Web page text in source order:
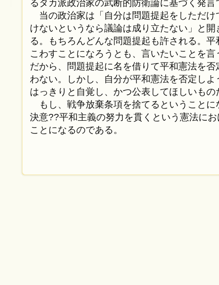
るタカ派政治家の武断的防衛論に基づく発言
当の政治家は「自分は問題提起をしただけ
けないというなら議論は成り立たない」と
る。もちろんどんな問題提起も許される。
こわすことになろうとも、言いたいことを
だから、問題提起に名を借りて平和憲法を
わない。しかし、自分が平和憲法を否定し
はっきりと自覚し、かつ公表してほしいもの
もし、戦争放棄条項を捨てるということに
決意??平和主義の努力を貫くという憲法に
ことになるのである。